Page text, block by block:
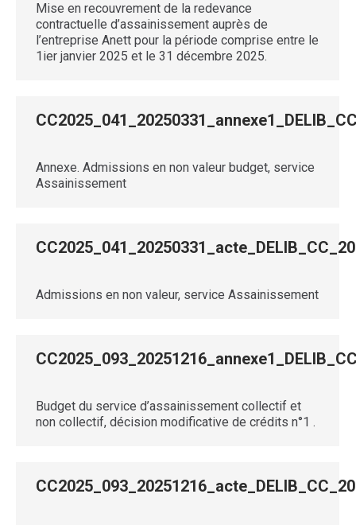
Mise en recouvrement de la redevance
contractuelle d’assainissement auprès de
l’entreprise Anett pour la période comprise entre le
1ier janvier 2025 et le 31 décembre 2025.
Annexe. Admissions en non valeur budget, service
Assainissement
Admissions en non valeur, service Assainissement
Budget du service d’assainissement collectif et
non collectif, décision modificative de crédits n°1 .